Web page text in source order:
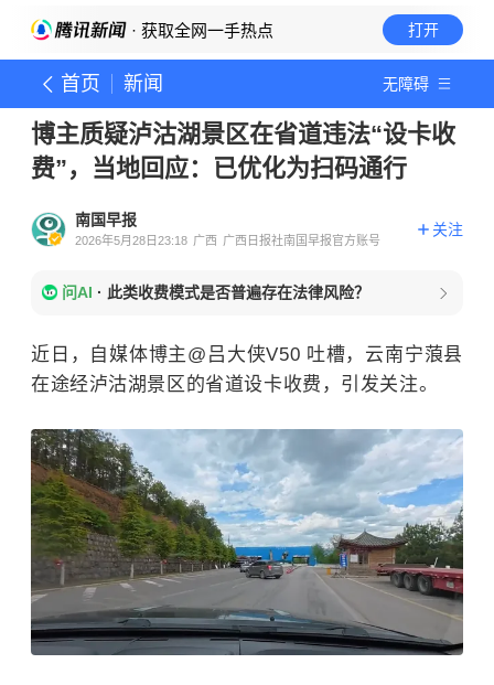
· 获取全网一手热点 打开
首页 新闻 无障碍
博主质疑泸沽湖景区在省道违法“设卡收
费”，当地回应：已优化为扫码通行
南国早报
2026年5月28日23:18 广西 广西日报社南国早报官方账号
关注
问AI · 此类收费模式是否普遍存在法律风险？
近日，自媒体博主@吕大侠V50 吐槽，云南宁蒗县
在途经泸沽湖景区的省道设卡收费，引发关注。